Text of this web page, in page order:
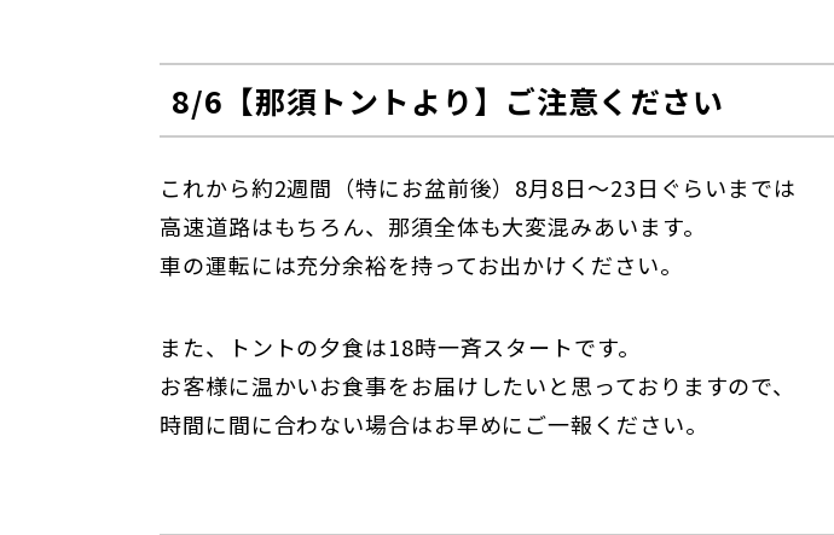
8/6【那須トントより】ご注意ください
これから約2週間（特にお盆前後）8月8日～23日ぐらいまでは
高速道路はもちろん、那須全体も大変混みあいます。
車の運転には充分余裕を持ってお出かけください。
また、トントの夕食は18時一斉スタートです。
お客様に温かいお食事をお届けしたいと思っておりますので、
時間に間に合わない場合はお早めにご一報ください。